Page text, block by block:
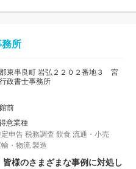
所
東串良町 岩弘２２０２番地３ 宮
政書士事務所
前
意業種
申告 税務調査 飲食 流通・小売
・物流 製造
様のさまざまな事例に対処し